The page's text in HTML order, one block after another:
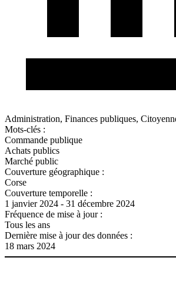
Administration, Finances publiques,
Mots-clés :
Commande publique
Achats publics
Marché public
Couverture géographique :
Corse
Couverture temporelle :
1 janvier 2024 - 31 décembre 2024
Fréquence de mise à jour :
Tous les ans
Dernière mise à jour des données :
18 mars 2024